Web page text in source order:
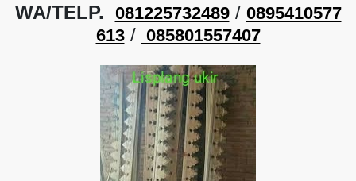
WA/TELP. 081225732489/ 0895410577
613/ 085801557407